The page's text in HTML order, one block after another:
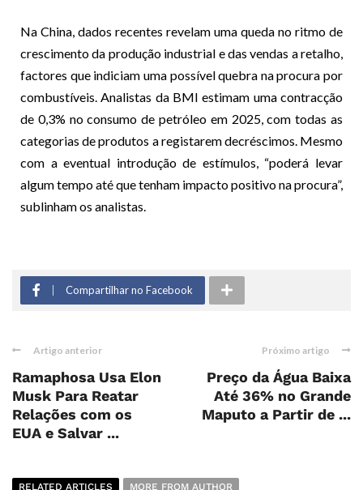
Na China, dados recentes revelam uma queda no ritmo de
crescimento da produção industrial e das vendas a retalho,
factores que indiciam uma possível quebra na procura por
combustíveis. Analistas da BMI estimam uma contracção
de 0,3% no consumo de petróleo em 2025, com todas as
categorias de produtos a registarem decréscimos. Mesmo
com a eventual introdução de estímulos, “poderá levar
algum tempo até que tenham impacto positivo na procura”,
sublinham os analistas.
Compartilhar no Facebook
Artigo anterior
Ramaphosa Usa Elon
Musk Para Reatar
Relações com os
EUA e Salvar ...
Próximo artigo
Preço da Água Baixa
Até 36% no Grande
Maputo a Partir de ...
RELATED ARTICLES MORE FROM AUTHOR